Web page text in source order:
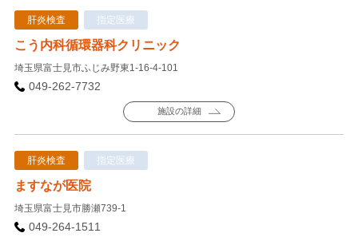
肝炎検査 指定医療
こう内科循環器科クリニック
埼玉県富士見市ふじみ野東1-16-4-101
049-262-7732
施設の詳細
肝炎検査 指定医療
ますなが医院
埼玉県富士見市勝瀬739-1
049-264-1511